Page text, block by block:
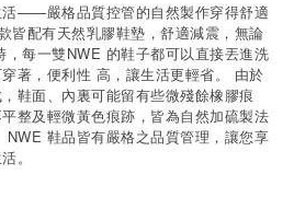
——嚴格品質控管的自然製作穿得舒適
皆配有天然乳膠鞋墊，舒適減震，無論
每一雙NWE 的鞋子都可以直接丟進洗
著，便利性 高，讓生活更輕省。 由於
鞋面、內裏可能留有些微殘餘橡膠痕
整及輕微黃色痕跡，皆為自然加硫製法
鞋品皆有嚴格之品質管理，讓您享
。